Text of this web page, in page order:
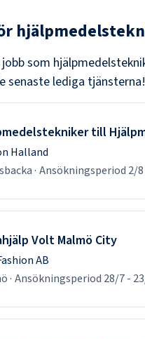
som
senaste lediga tjänsterna!
till
Halland
· Ansökningsperiod 2/8
Volt Malmö City
AB
· Ansökningsperiod 28/7-